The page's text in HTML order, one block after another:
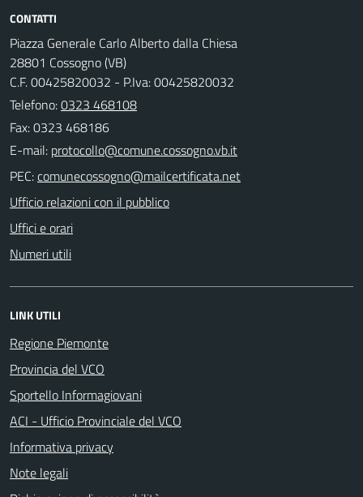
CONTATTI
Piazza Generale Carlo Alberto dalla Chiesa
28801 Cossogno (VB)
C.F. 00425820032 - P.Iva: 00425820032
Telefono:0323 468108
Fax: 0323 468186
E-mail:
PEC:
Ufficio relazioni con il pubblico
Uffici e orari
Numeri utili
LINK UTILI
Regione Piemonte
Provincia del VCO
Sportello Informagiovani
ACI - Ufficio Provinciale del VCO
Informativa privacy
Note legali